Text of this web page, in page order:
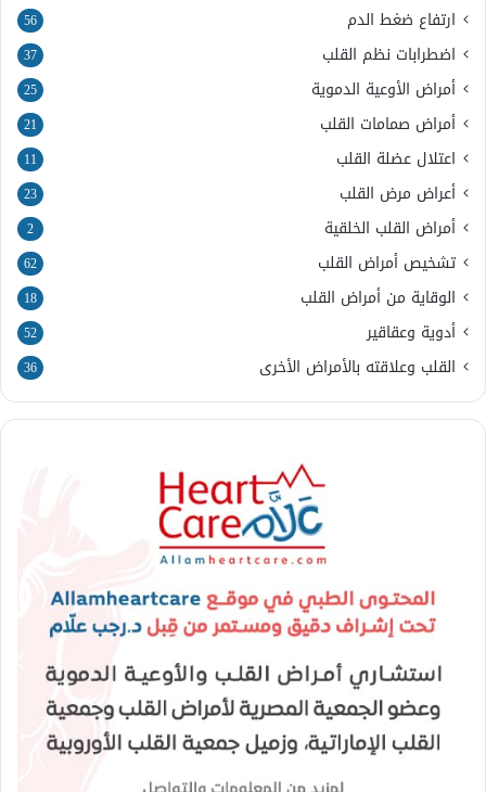
ارتفاع ضغط الدم 56
اضطرابات نظم القلب 37
أمراض الأوعية الدموية 25
أمراض صمامات القلب 21
اعتلال عضلة القلب 11
أعراض مرض القلب 23
أمراض القلب الخلقية 2
تشخيص أمراض القلب 62
الوقاية من أمراض القلب 18
أدوية وعقاقير 52
القلب وعلاقته بالأمراض الأخرى 36